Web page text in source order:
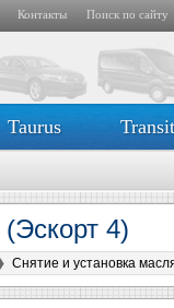
Контакты Поиск по сайту
Taurus Transit
(Эскорт 4)
Снятие и установка